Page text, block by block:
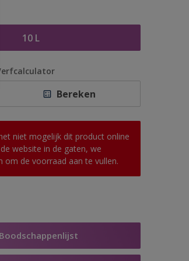
10 L
Bereken
niet mogelijk dit product online
website in de gaten, we
om de voorraad aan te vullen.
Boodschappenlijst